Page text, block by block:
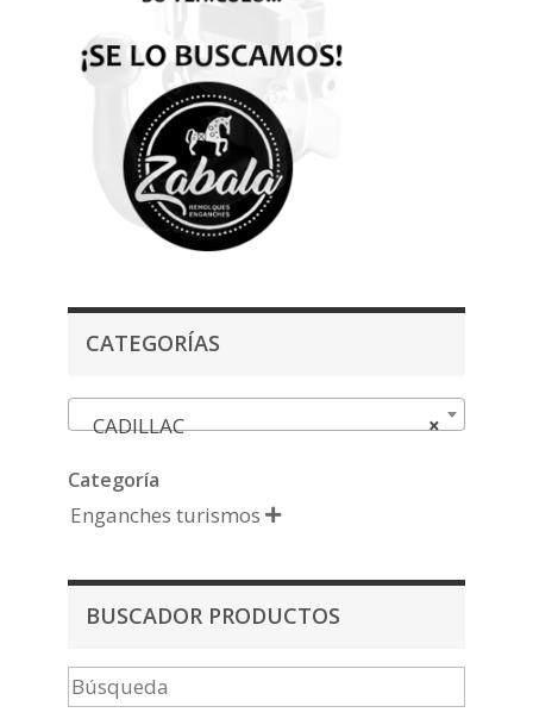
CATEGORÍAS
×
CADILLAC
Categoría
Enganches turismos 
BUSCADOR PRODUCTOS